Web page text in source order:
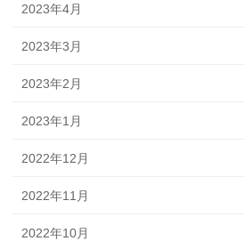
2023年4月
2023年3月
2023年2月
2023年1月
2022年12月
2022年11月
2022年10月